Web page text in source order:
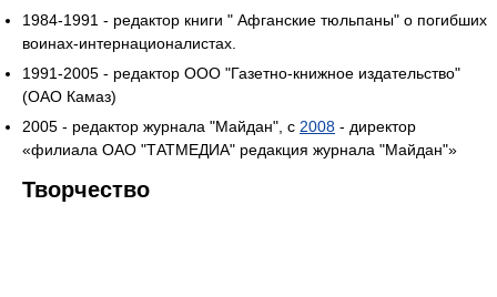
1984-1991 - редактор книги " Афганские тюльпаны" о погибших
воинах-интернационалистах.
1991-2005 - редактор ООО "Газетно-книжное издательство"
(ОАО Камаз)
2005 - редактор журнала "Майдан", с 2008 - директор
«филиала ОАО "ТАТМЕДИА" редакция журнала "Майдан"»
Творчество